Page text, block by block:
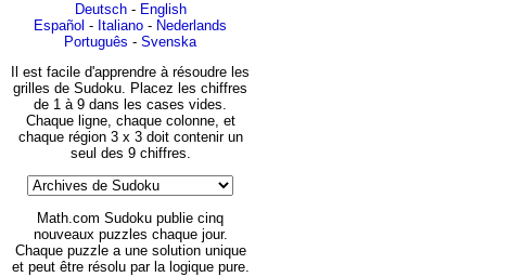
Deutsch- English
Español - Italiano - Nederlands
Português - Svenska
Il est facile d'apprendre à résoudre les
grilles de Sudoku. Placez les chiffres
de 1 à 9 dans les cases vides.
Chaque ligne, chaque colonne, et
chaque région 3 x 3 doit contenir un
seul des 9 chiffres.
Math.com Sudoku publie cinq
nouveaux puzzles chaque jour.
Chaque puzzle a une solution unique
et peut être résolu par la logique pure.